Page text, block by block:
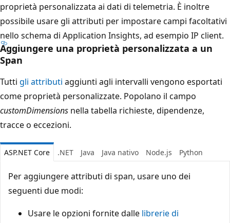
proprietà personalizzata ai dati di telemetria. È inoltre
possibile usare gli attributi per impostare campi facoltativi
nello schema di Application Insights, ad esempio IP client.
Aggiungere una proprietà personalizzata a un
Span
Tutti gli attributi aggiunti agli intervalli vengono esportati
come proprietà personalizzate. Popolano il campo
customDimensions nella tabella richieste, dipendenze,
tracce o eccezioni.
ASP.NET Core .NET Java Java nativo Node.js Python
Per aggiungere attributi di span, usare uno dei
seguenti due modi:
Usare le opzioni fornite dalle librerie di